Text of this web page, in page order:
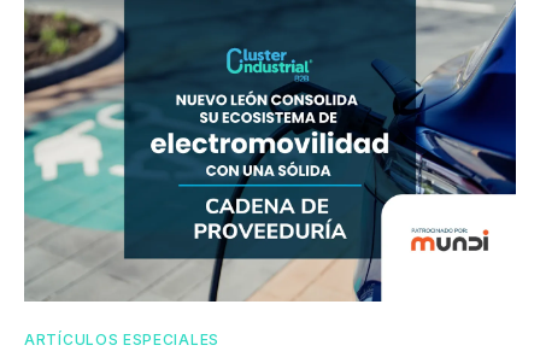
ARTÍCULOS ESPECIALES